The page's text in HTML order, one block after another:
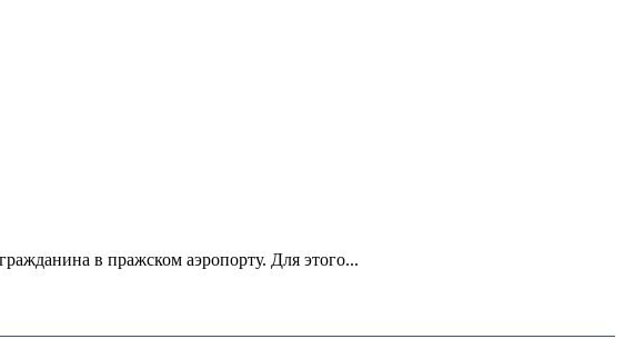
в пражском аэропорту. Для этого...